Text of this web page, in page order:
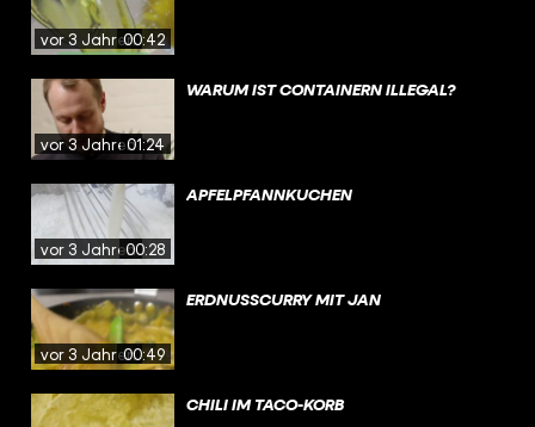
vor 3 Jahren00:42
vor 3 Jahren01:24
WARUM IST CONTAINERN ILLEGAL?
vor 3 Jahren00:28
APFELPFANNKUCHEN
vor 3 Jahren00:49
ERDNUSSCURRY MIT JAN
CHILI IM TACO-KORB